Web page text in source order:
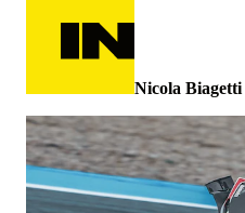
Nicola Biagetti